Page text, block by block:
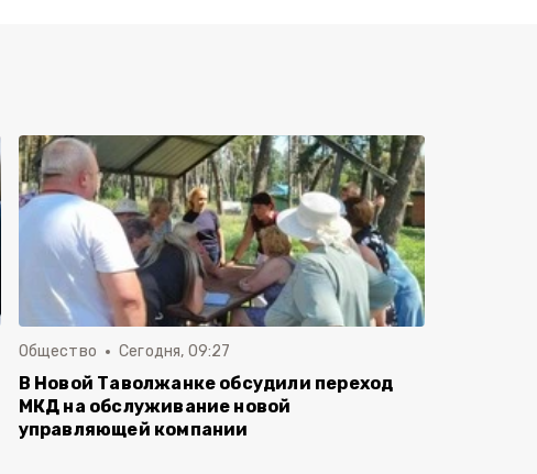
Общество Сегодня, 09:27
В Новой Таволжанке обсудили переход
МКД на обслуживание новой
управляющей компании